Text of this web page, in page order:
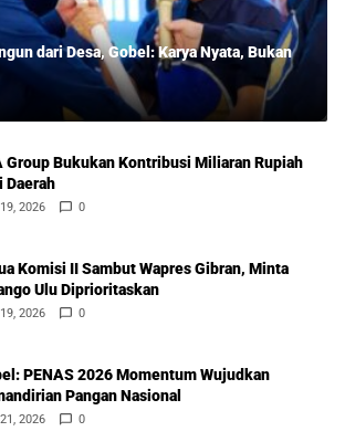
dari Desa, Gobel: Karya Nyata, Bukan
Group Bukukan Kontribusi Miliaran Rupiah
Daerah
2026 0
Komisi II Sambut Wapres Gibran, Minta
Ulu Diprioritaskan
2026 0
PENAS 2026 Momentum Wujudkan
Pangan Nasional
2026 0